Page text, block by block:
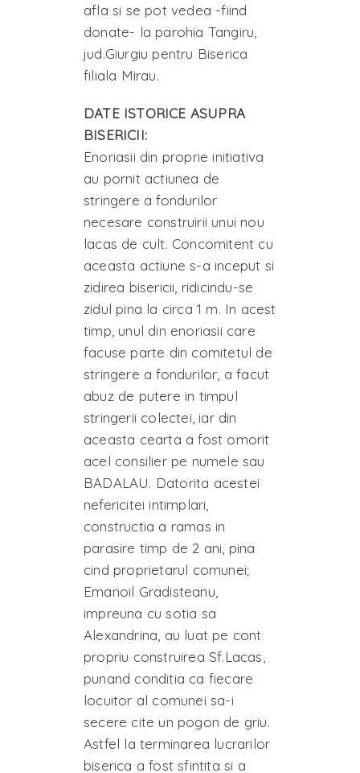
afla si se pot vedea -fiind
donate- la parohia Tangiru,
jud.Giurgiu pentru Biserica
filiala Mirau.
DATE ISTORICE ASUPRA
BISERICII:
Enoriasii din proprie initiativa
au pornit actiunea de
stringere a fondurilor
necesare construirii unui nou
lacas de cult. Concomitent cu
aceasta actiune s-a inceput si
zidirea bisericii, ridicindu-se
zidul pina la circa 1 m. In acest
timp, unul din enoriasii care
facuse parte din comitetul de
stringere a fondurilor, a facut
abuz de putere in timpul
stringerii colectei, iar din
aceasta cearta a fost omorit
acel consilier pe numele sau
BADALAU. Datorita acestei
nefericitei intimplari,
constructia a ramas in
parasire timp de 2 ani, pina
cind proprietarul comunei;
Emanoil Gradisteanu,
impreuna cu sotia sa
Alexandrina, au luat pe cont
propriu construirea Sf.Lacas,
punand conditia ca fiecare
locuitor al comunei sa-i
secere cite un pogon de griu.
Astfel la terminarea lucrarilor
biserica a fost sfintita si a